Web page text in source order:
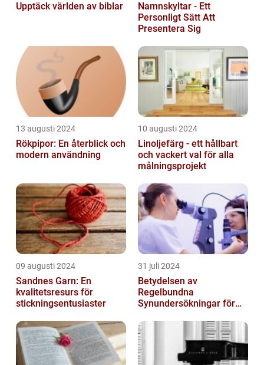
Upptäck världen av biblar
Namnskyltar - Ett
Personligt Sätt Att
Presentera Sig
13 augusti 2024
Rökpipor: En återblick och
modern användning
10 augusti 2024
Linoljefärg - ett hållbart
och vackert val för alla
målningsprojekt
09 augusti 2024
Sandnes Garn: En
kvalitetsresurs för
stickningsentusiaster
31 juli 2024
Betydelsen av
Regelbundna
Synundersökningar för